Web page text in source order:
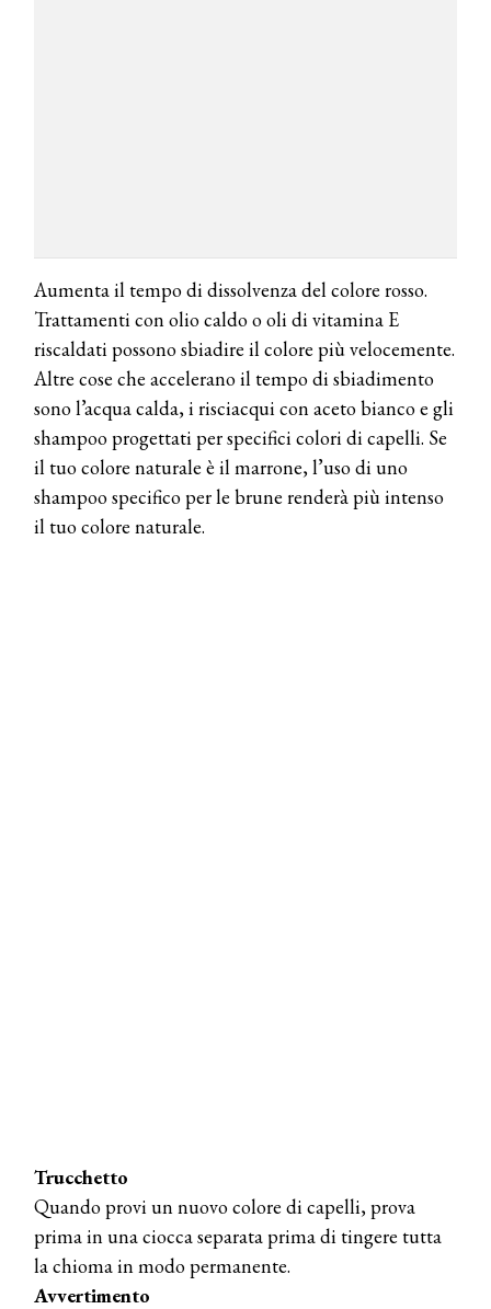
Aumenta il tempo di dissolvenza del colore rosso.
Trattamenti con olio caldo o oli di vitamina E
riscaldati possono sbiadire il colore più velocemente.
Altre cose che accelerano il tempo di sbiadimento
sono l’acqua calda, i risciacqui con aceto bianco e gli
shampoo progettati per specifici colori di capelli. Se
il tuo colore naturale è il marrone, l’uso di uno
shampoo specifico per le brune renderà più intenso
il tuo colore naturale.
Trucchetto
Quando provi un nuovo colore di capelli, prova
prima in una ciocca separata prima di tingere tutta
la chioma in modo permanente.
Avvertimento
Cotril alla Festa del Cinema di Roma
TONI&GUY
A Natale regala una doppia
TONI&GUY “Feel Good Experience”!